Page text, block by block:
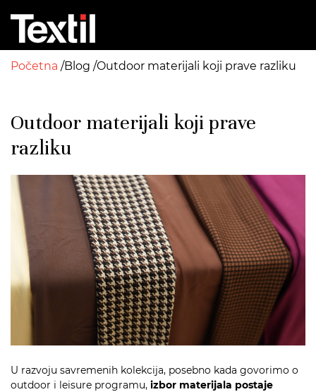
Početna Blog Outdoor materijali koji prave razliku
Outdoor materijali koji prave
razliku
U razvoju savremenih kolekcija, posebno kada govorimo o
outdoor i leisure programu, izbor materijala postaje